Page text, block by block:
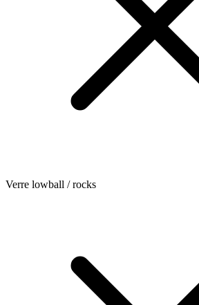
Verre lowball / rocks